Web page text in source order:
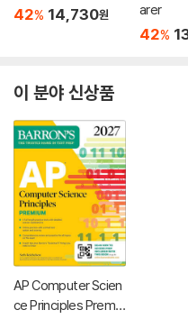
42% 14,730원
arer
42%
이 분야 신상품
AP Computer Scien
ce Principles Premiu